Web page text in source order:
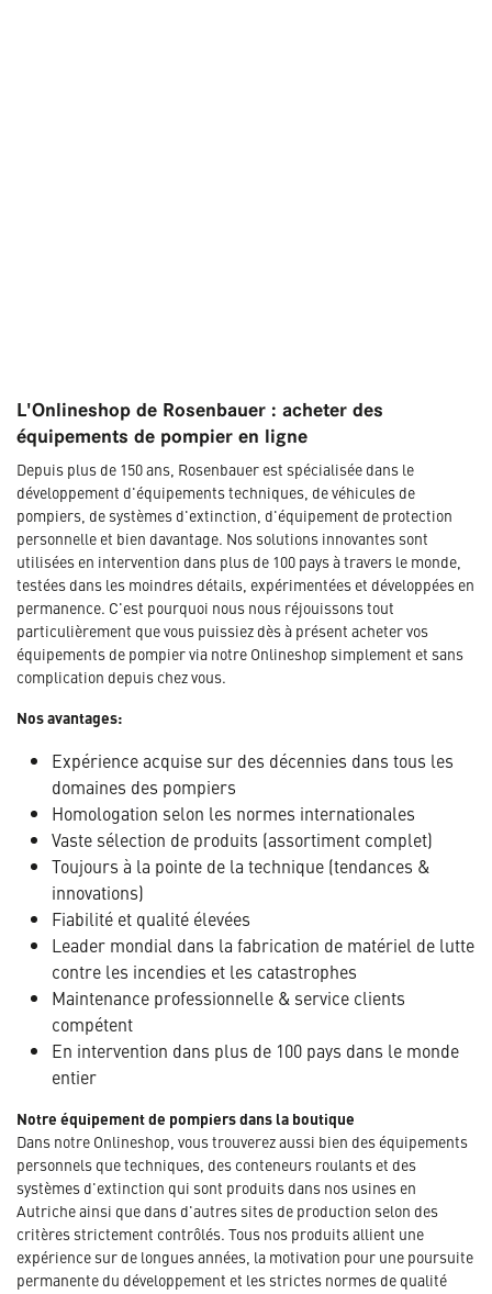
L'Onlineshop de Rosenbauer : acheter des
équipements de pompier en ligne
Depuis plus de 150 ans, Rosenbauer est spécialisée dans le
développement d'équipements techniques, de véhicules de
pompiers, de systèmes d'extinction, d'équipement de protection
personnelle et bien davantage. Nos solutions innovantes sont
utilisées en intervention dans plus de 100 pays à travers le monde,
testées dans les moindres détails, expérimentées et développées en
permanence. C'est pourquoi nous nous réjouissons tout
particulièrement que vous puissiez dès à présent acheter vos
équipements de pompier via notre Onlineshop simplement et sans
complication depuis chez vous.
Nos avantages:
Expérience acquise sur des décennies dans tous les
domaines des pompiers
Homologation selon les normes internationales
Vaste sélection de produits (assortiment complet)
Toujours à la pointe de la technique (tendances &
innovations)
Fiabilité et qualité élevées
Leader mondial dans la fabrication de matériel de lutte
contre les incendies et les catastrophes
Maintenance professionnelle & service clients
compétent
En intervention dans plus de 100 pays dans le monde
entier
Notre équipement de pompiers dans la boutique
Dans notre Onlineshop, vous trouverez aussi bien des équipements
personnels que techniques, des conteneurs roulants et des
systèmes d'extinction qui sont produits dans nos usines en
Autriche ainsi que dans d'autres sites de production selon des
critères strictement contrôlés. Tous nos produits allient une
expérience sur de longues années, la motivation pour une poursuite
permanente du développement et les strictes normes de qualité